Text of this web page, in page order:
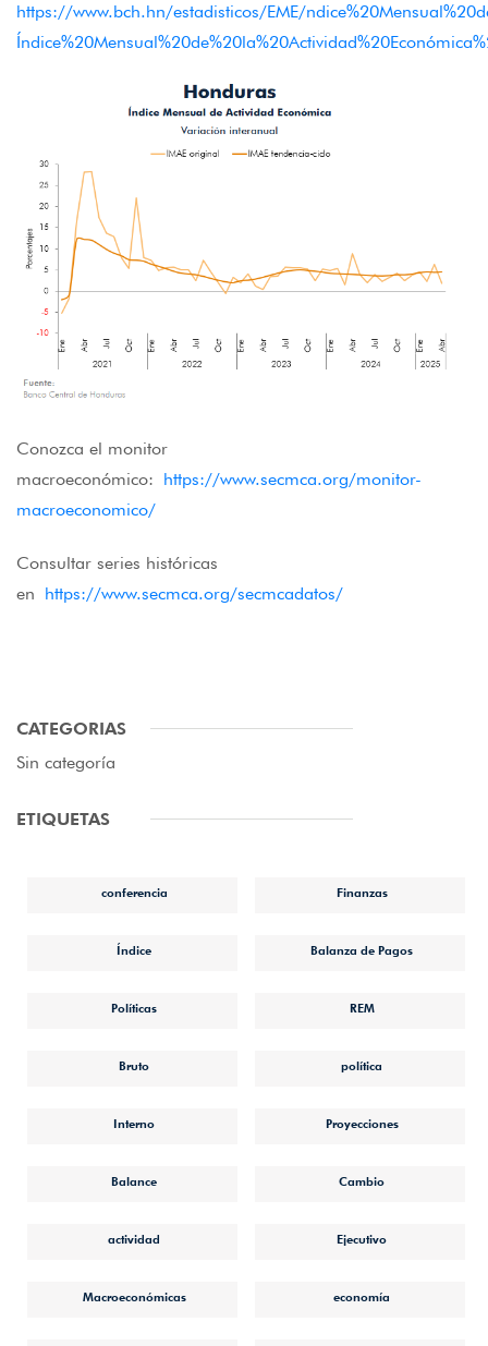
https://www.bch.hn/estadisticos/EME/
Conozca el monitor
macroeconómico: https://www.secmca.org/monitor-
macroeconomico/
Consultar series históricas
en https://www.secmca.org/secmcadatos/
CATEGORIAS
Sin categoría
ETIQUETAS
conferencia Finanzas
Índice Balanza de Pagos
Políticas REM
Bruto política
Interno Proyecciones
Balance Cambio
actividad Ejecutivo
Macroeconómicas economía